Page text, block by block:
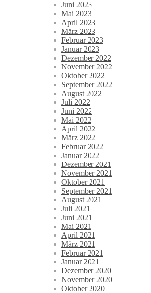
Juni 2023
Mai 2023
April 2023
März 2023
Februar 2023
Januar 2023
Dezember 2022
November 2022
Oktober 2022
September 2022
August 2022
Juli 2022
Juni 2022
Mai 2022
April 2022
März 2022
Februar 2022
Januar 2022
Dezember 2021
November 2021
Oktober 2021
September 2021
August 2021
Juli 2021
Juni 2021
Mai 2021
April 2021
März 2021
Februar 2021
Januar 2021
Dezember 2020
November 2020
Oktober 2020